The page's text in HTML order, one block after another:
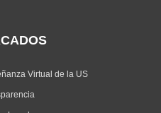
Virtual de la US